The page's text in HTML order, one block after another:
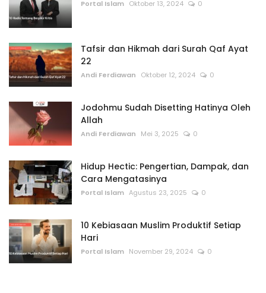
Portal Islam Oktober 13, 2024 0
Tafsir dan Hikmah dari Surah Qaf Ayat
22
Andi Ferdiawan Oktober 12, 2024 0
Jodohmu Sudah Disetting Hatinya Oleh
Allah
Andi Ferdiawan Mei 3, 2025 0
Hidup Hectic: Pengertian, Dampak, dan
Cara Mengatasinya
Portal Islam Agustus 23, 2025 0
10 Kebiasaan Muslim Produktif Setiap
Hari
Portal Islam November 29, 2024 0